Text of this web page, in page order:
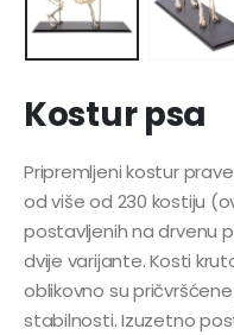
Kostur psa
Pripremljeni kostur
od više od 230 kostiju
postavljenih na drvenu
dvije varijante. Kosti
oblikovno su
stabilnosti. Izuzetno